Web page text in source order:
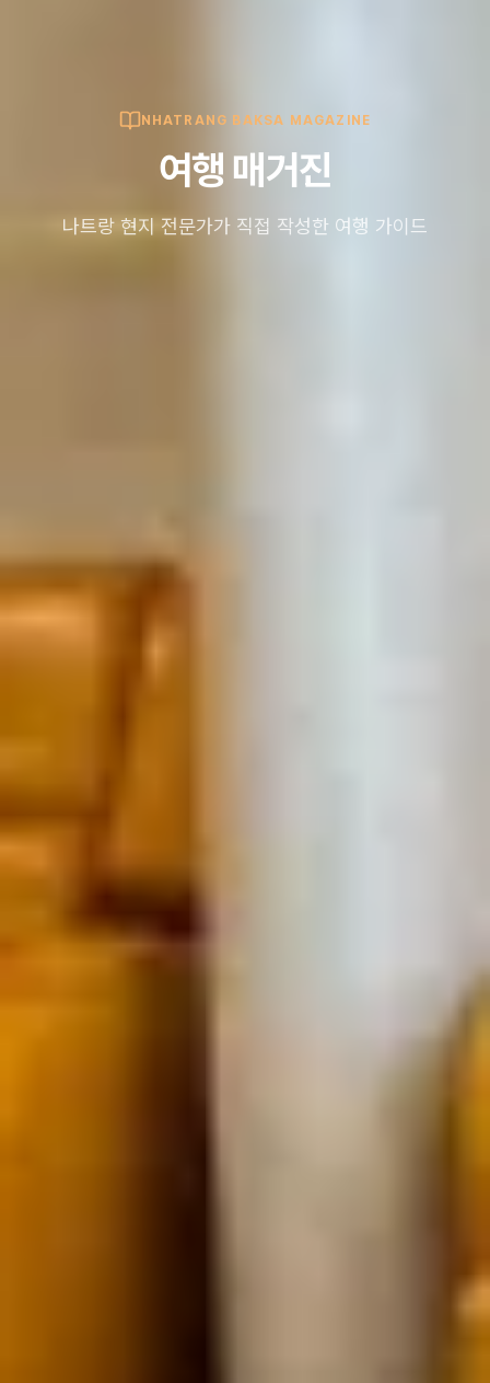
NHATRANG BAKSA MAGAZINE
여행 매거진
나트랑 현지 전문가가 직접 작성한 여행 가이드